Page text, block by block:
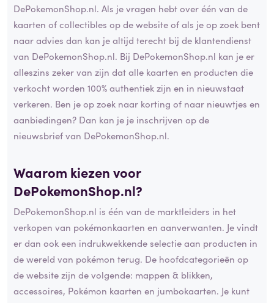
DePokemonShop.nl. Als je vragen hebt over één van de
kaarten of collectibles op de website of als je op zoek bent
naar advies dan kan je altijd terecht bij de klantendienst
van DePokemonShop.nl. Bij DePokemonShop.nl kan je er
alleszins zeker van zijn dat alle kaarten en producten die
verkocht worden 100% authentiek zijn en in nieuwstaat
verkeren. Ben je op zoek naar korting of naar nieuwtjes en
aanbiedingen? Dan kan je je inschrijven op de
nieuwsbrief van DePokemonShop.nl.
Waarom kiezen voor
DePokemonShop.nl?
DePokemonShop.nl is één van de marktleiders in het
verkopen van pokémonkaarten en aanverwanten. Je vindt
er dan ook een indrukwekkende selectie aan producten in
de wereld van pokémon terug. De hoofdcategorieën op
de website zijn de volgende: mappen & blikken,
accessoires, Pokémon kaarten en jumbokaarten. Je kunt